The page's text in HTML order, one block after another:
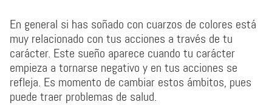
En general si has soñado con cuarzos de colores está
muy relacionado con tus acciones a través de tu
carácter. Este sueño aparece cuando tu carácter
empieza a tornarse negativo y en tus acciones se
refleja. Es momento de cambiar estos ámbitos, pues
puede traer problemas de salud.